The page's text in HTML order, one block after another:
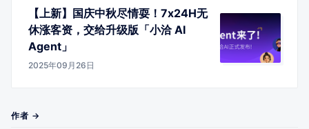
【上新】国庆中秋尽情耍！7x24H无
休涨客资，交给升级版「小洽 AI
Agent」
2025年09月26日
作者 →